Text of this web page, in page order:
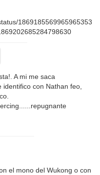
1869185569965965353
A mi me saca
con Nathan feo,
el mono del Wukong o con